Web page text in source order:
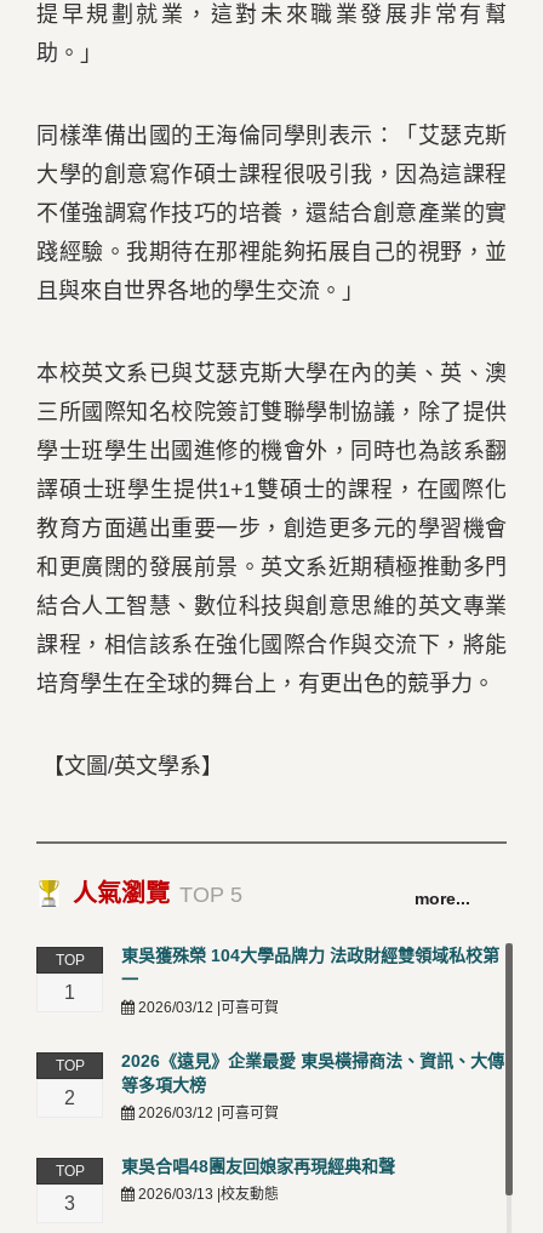
提早規劃就業，這對未來職業發展非常有幫
助。」
同樣準備出國的王海倫同學則表示：「艾瑟克斯
大學的創意寫作碩士課程很吸引我，因為這課程
不僅強調寫作技巧的培養，還結合創意產業的實
踐經驗。我期待在那裡能夠拓展自己的視野，並
且與來自世界各地的學生交流。」
本校英文系已與艾瑟克斯大學在內的美、英、澳
三所國際知名校院簽訂雙聯學制協議，除了提供
學士班學生出國進修的機會外，同時也為該系翻
譯碩士班學生提供1+1雙碩士的課程，在國際化
教育方面邁出重要一步，創造更多元的學習機會
和更廣闊的發展前景。英文系近期積極推動多門
結合人工智慧、數位科技與創意思維的英文專業
課程，相信該系在強化國際合作與交流下，將能
培育學生在全球的舞台上，有更出色的競爭力。
【文圖/英文學系】
人氣瀏覽 TOP 5 more...
TOP
1
東吳獲殊榮 104大學品牌力 法政財經雙領域私校第
一
2026/03/12 |可喜可賀
TOP
2
2026《遠見》企業最愛 東吳橫掃商法、資訊、大傳
等多項大榜
2026/03/12 |可喜可賀
TOP
3
東吳合唱48團友回娘家再現經典和聲
2026/03/13 |校友動態